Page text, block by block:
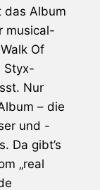
das Album
musical-
Of
Styx-
Nur
– die
und -
Da gibt’s
„real